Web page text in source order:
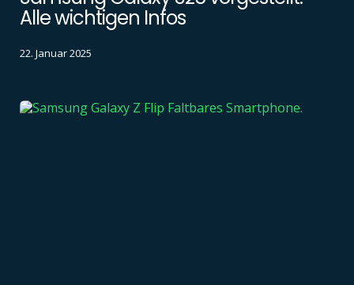
Alle wichtigen Infos
22. Januar 2025